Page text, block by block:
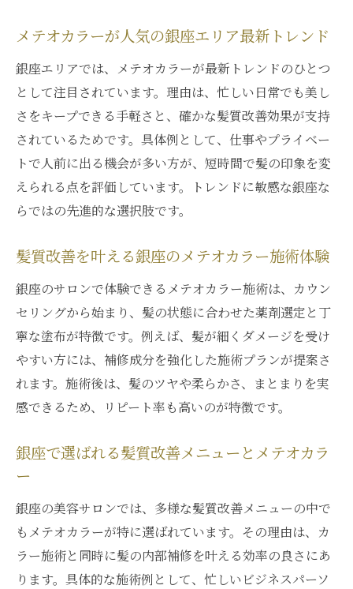
髪への負担が少ない最新施術のポイント
最新メテオカラー施術のポイントと注意点
髪質改善のためのメテオカラー施術方法紹
介
髪にやさしいメテオカラーの施術プロセス
とは
とめ
理想の仕上がりを目指すメテオカラー施術
の秘訣
メテオカラーが人気の銀座エリア最新トレンド
銀座エリアでは、メテオカラーが最新トレンドのひとつ
として注目されています。理由は、忙しい日常でも美し
さをキープできる手軽さと、確かな髪質改善効果が支持
されているためです。具体例として、仕事やプライベー
トで人前に出る機会が多い方が、短時間で髪の印象を変
えられる点を評価しています。トレンドに敏感な銀座な
らではの先進的な選択肢です。
髪質改善を叶える銀座のメテオカラー施術体験
銀座のサロンで体験できるメテオカラー施術は、カウン
セリングから始まり、髪の状態に合わせた薬剤選定と丁
寧な塗布が特徴です。例えば、髪が細くダメージを受け
やすい方には、補修成分を強化した施術プランが提案さ
れます。施術後は、髪のツヤや柔らかさ、まとまりを実
感できるため、リピート率も高いのが特徴です。
銀座で選ばれる髪質改善メニューとメテオカラ
ー
銀座の美容サロンでは、多様な髪質改善メニューの中で
もメテオカラーが特に選ばれています。その理由は、カ
ラー施術と同時に髪の内部補修を叶える効率の良さにあ
ります。具体的な施術例として、忙しいビジネスパーソ